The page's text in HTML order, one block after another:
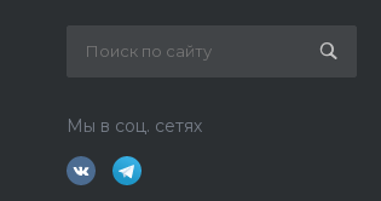
Мы в соц. сетях